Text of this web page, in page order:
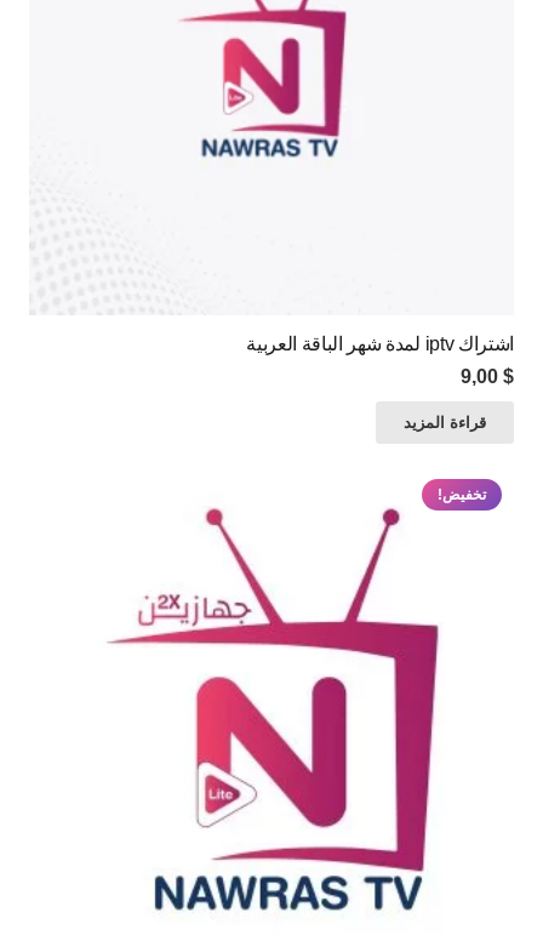
اشتراك iptv لمدة شهر الباقة العربية
$
قراءة المزيد
تخفيض!